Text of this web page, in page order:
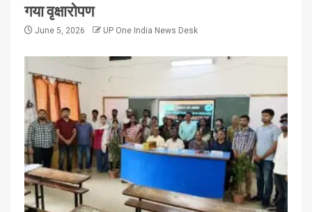
गया वृक्षारोपण
June 5, 2026 UP One India News Desk